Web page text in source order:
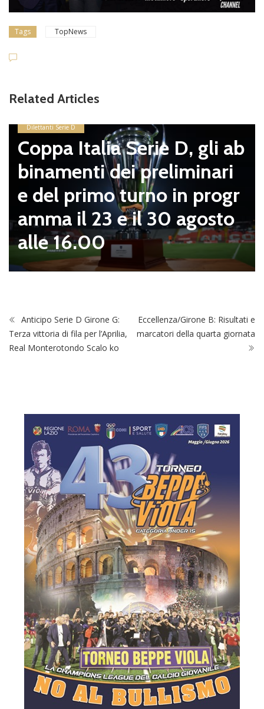
Tags TopNews
Related Articles
Dilettanti Serie D
Coppa Italia Serie D, gli ab
binamenti dei preliminari
e del primo turno in progr
amma il 23 e il 30 agosto
alle 16.00
Anticipo Serie D Girone G:
Terza vittoria di fila per l’Aprilia,
Real Monterotondo Scalo ko
Eccellenza/Girone B: Risultati e
marcatori della quarta giornata